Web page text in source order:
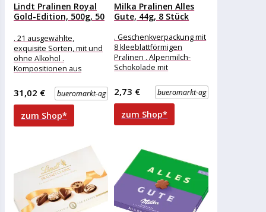
Lindt Pralinen Royal
Gold-Edition, 500g, 50
. 21 ausgewählte,
exquisite Sorten, mit und
ohne Alkohol .
Kompositionen aus
feiner Vollmilchschokolade
. Mit erlesen
bueromarkt-ag
31,02 €
zum Shop*
Milka Pralinen Alles
Gute, 44g, 8 Stück
. Geschenkverpackung mit
8 kleeblattförmigen
Pralinen . Alpenmilch-
Schokolade mit
als kleine Geste Merkmale:
Eigenschaft: ohne Alkohol
Ausführung:
bueromarkt-ag
2,73 €
zum Shop*